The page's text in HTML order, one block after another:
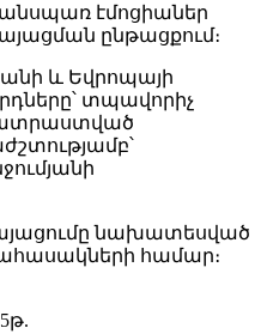
էմոցիաներ
ընթացքում։
և Եվրոպայի
տպավորիչ
նախատեսված
համար։